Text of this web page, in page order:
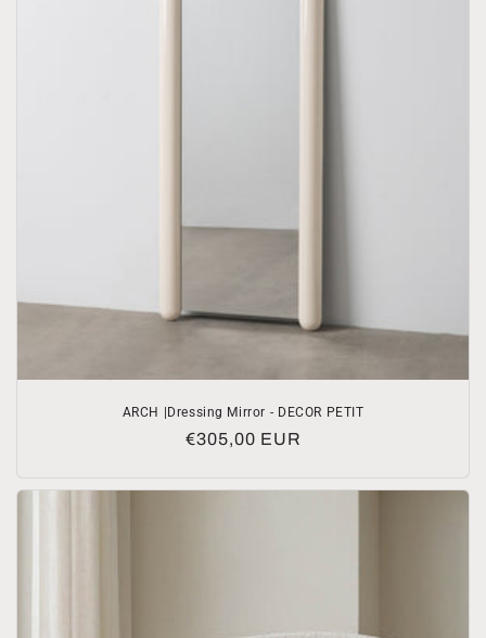
ARCH |Dressing Mirror - DECOR PETIT
Normale
€305,00 EUR